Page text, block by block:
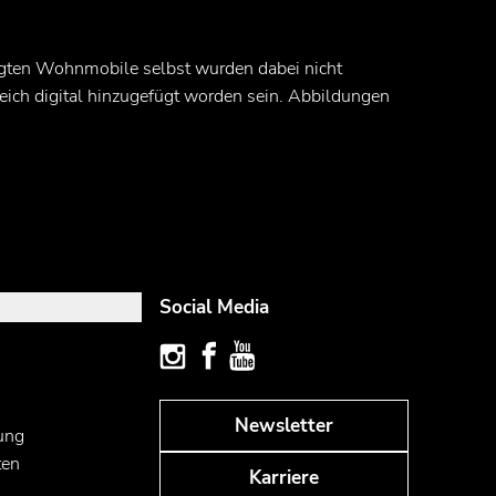
Wohnmobile selbst wurden dabei nicht
digital hinzugefügt worden sein. Abbildungen
Social Media
Newsletter
Karriere